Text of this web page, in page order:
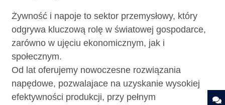
Żywność i napoje to sektor przemysłowy, który
odgrywa kluczową rolę w światowej gospodarce,
zarówno w ujęciu ekonomicznym, jak i
społecznym.
Od lat oferujemy nowoczesne rozwiązania
napędowe, pozwalajace na uzyskanie wysokiej
efektywności produkcji, przy pełnym